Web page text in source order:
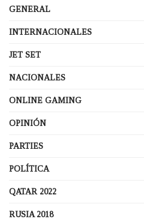
GENERAL
INTERNACIONALES
JET SET
NACIONALES
ONLINE GAMING
OPINIÓN
PARTIES
POLÍTICA
QATAR 2022
RUSIA 2018